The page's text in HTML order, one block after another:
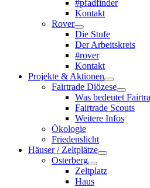
#pfadfinder
Kontakt
Rover
Die Stufe
Der Arbeitskreis
#rover
Kontakt
Projekte & Aktionen
Fairtrade Diözese
Was bedeutet
Fairtrade Scouts
Weitere Infos
Ökologie
Friedenslicht
Häuser / Zeltplätze
Osterberg
Zeltplatz
Haus